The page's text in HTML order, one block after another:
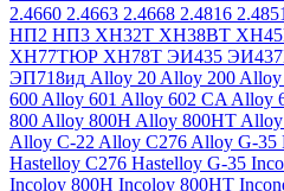
2.4660 2.4663 2.4668 2.4816 2.4851
НП2 НП3 ХН32Т ХН38ВТ
ХН77ТЮР ХН78Т ЭИ435
ЭП718ид Alloy 20 Alloy 200 Alloy
600 Alloy 601 Alloy 602 CA Alloy
800 Alloy 800H Alloy 800HT
Alloy C-22 Alloy C276 Alloy G-35
Hastelloy C276 Hastelloy G-35
Incoloy 800H Incoloy 800HT